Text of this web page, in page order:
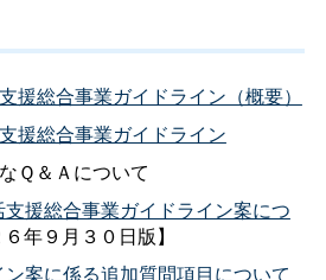
援総合事業ガイドライン（概要）
援総合事業ガイドライン
Ｑ＆Ａについて
援総合事業ガイドライン案につ
６年９月３０日版】
案に係る追加質問項目について